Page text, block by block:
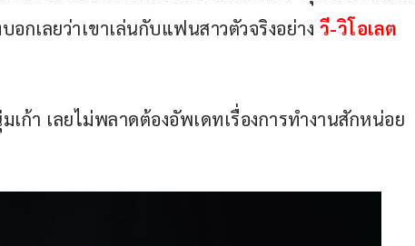
อกเลยว่าเขาเล่นกับแฟนสาวตัวจริงอย่าง วี-วิโอเลต
เก้า เลยไม่พลาดต้องอัพเดทเรื่องการทำงานสักหน่อย